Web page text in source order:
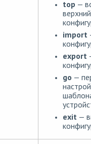
top —
import
export
go —
exit —